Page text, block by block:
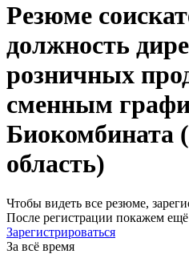
Резюме
должность
розничных
сменным
Биокомбината
область)
Чтобы видеть все резюме,
После регистрации покажем
Зарегистрироваться
За всё время